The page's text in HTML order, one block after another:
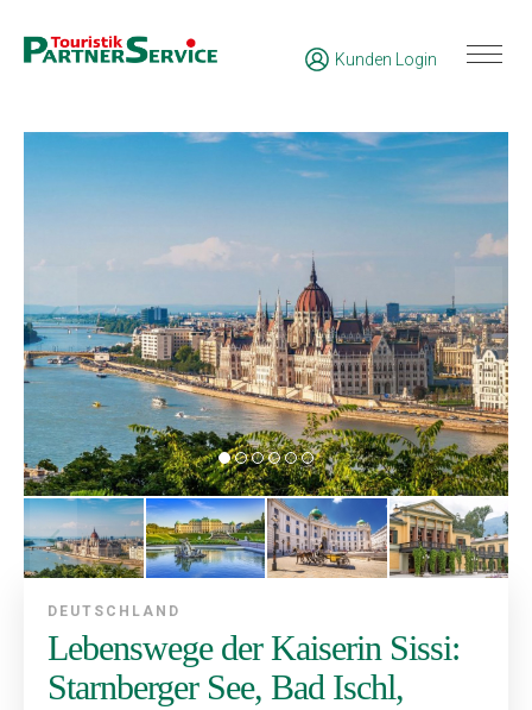
Kunden Login
DEUTSCHLAND
Lebenswege der Kaiserin Sissi:
Starnberger See, Bad Ischl,